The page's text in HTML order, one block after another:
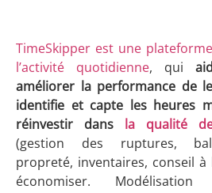
TimeSkipper est une
l’activité quotidienne, qui
améliorer la performance de
identifie et capte les heures
réinvestir dans la qualité
(gestion des ruptures,
propreté, inventaires, conseil
économiser.